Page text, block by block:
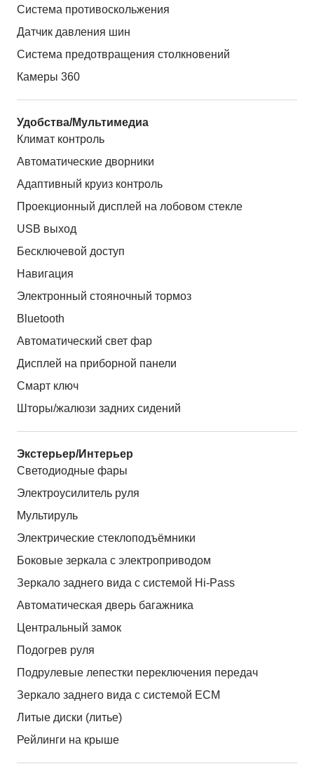
Система противоскольжения
Датчик давления шин
Система предотвращения столкновений
Камеры 360
Удобства/Мультимедиа
Климат контроль
Автоматические дворники
Адаптивный круиз контроль
Проекционный дисплей на лобовом стекле
USB выход
Бесключевой доступ
Навигация
Электронный стояночный тормоз
Bluetooth
Автоматический свет фар
Дисплей на приборной панели
Смарт ключ
Шторы/жалюзи задних сидений
Экстерьер/Интерьер
Светодиодные фары
Электроусилитель руля
Мультируль
Электрические стеклоподъёмники
Боковые зеркала с электроприводом
Зеркало заднего вида с системой Hi-Pass
Автоматическая дверь багажника
Центральный замок
Подогрев руля
Подрулевые лепестки переключения передач
Зеркало заднего вида с системой ЕСМ
Литые диски (литье)
Рейлинги на крыше